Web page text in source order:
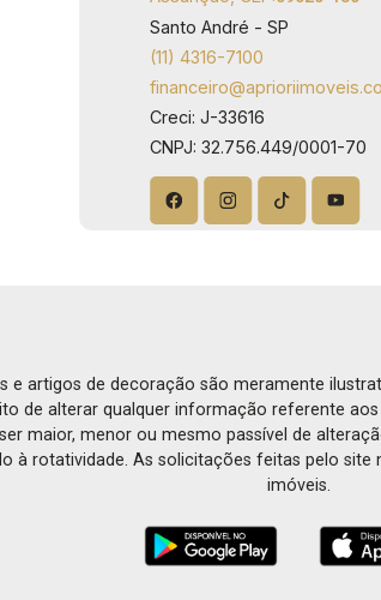
Santo André - SP
(11) 4316-7100
Creci: J-33616
CNPJ: 32.756.449/0001-70
e artigos de decoração são meramente
de alterar qualquer informação referente
maior, menor ou mesmo passível de
à rotatividade. As solicitações feitas pelo
imóveis.